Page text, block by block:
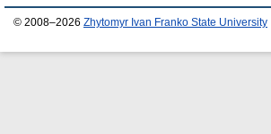
© 2008–2026 Zhytomyr Ivan Franko State University